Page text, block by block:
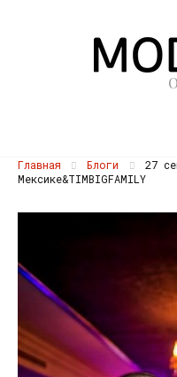
Главная Блоги
27
Мексике&TIMBIGFAMILY